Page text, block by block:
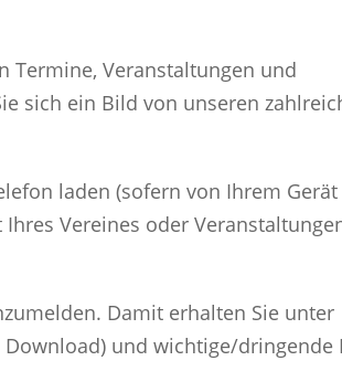
Termine, Veranstaltungen und
sich ein Bild von unseren
laden (sofern von Ihrem Gerät
Vereines oder
Damit erhalten Sie unter
und wichtige/